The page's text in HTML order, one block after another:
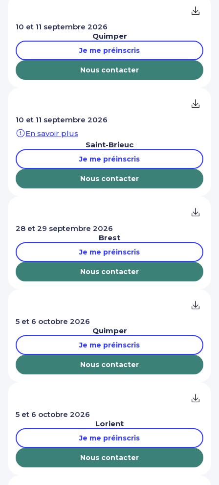
10 et 11 septembre 2026
Quimper
Je me préinscris
Nous contacter
10 et 11 septembre 2026
En savoir plus
Saint-Brieuc
Je me préinscris
Nous contacter
28 et 29 septembre 2026
Brest
Je me préinscris
Nous contacter
5 et 6 octobre 2026
Quimper
Je me préinscris
Nous contacter
5 et 6 octobre 2026
Lorient
Je me préinscris
Nous contacter